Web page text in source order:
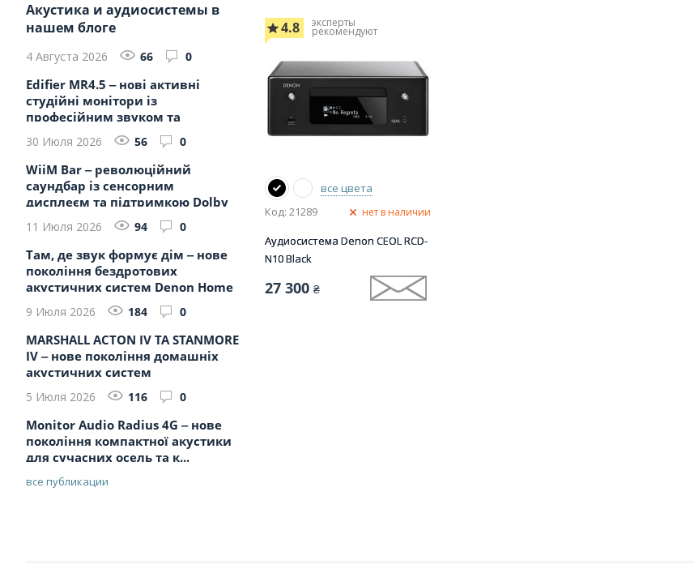
Акустика и аудиосистемы в
нашем блоге
4 Августа 2026 66 0
Edifier MR4.5 ‒ нові активні
студійні монітори із
професійним звуком та
бездротовими...
30 Июля 2026 56 0
WiiM Bar ‒ революційний
саундбар із сенсорним
дисплеєм та підтримкою Dolby
11 Июля 2026 94 0
Там, де звук формує дім ‒ нове
покоління бездротових
акустичних систем Denon Home
9 Июля 2026 184 0
MARSHALL ACTON IV ТА STANMORE
IV ‒ нове покоління домашніх
акустичних систем
5 Июля 2026 116 0
Monitor Audio Radius 4G ‒ нове
покоління компактної акустики
для сучасних осель та к...
все публикации
4.8 эксперты
рекомендуют
все цвета
Код: 21289
нет в наличии
Аудиосистема Denon CEOL RCD-
N10 Black
27 300 ₴